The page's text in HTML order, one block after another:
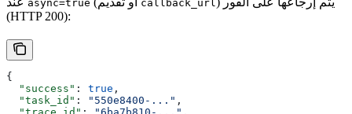
async=true callback_url
(HTTP 200):
{
  "success"
: true ,
  "task_id"
: "550e8400-..." ,